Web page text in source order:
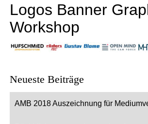
Logos Banner
Workshop
Neueste Beiträge
AMB 2018 Auszeichnung für